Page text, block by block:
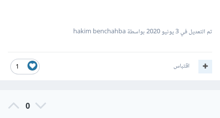
تم التعديل في3 يونيو 2020 بواسطة hakim benchahba
1 اقتباس
0